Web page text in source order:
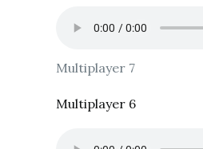
Multiplayer 7
Multiplayer 6